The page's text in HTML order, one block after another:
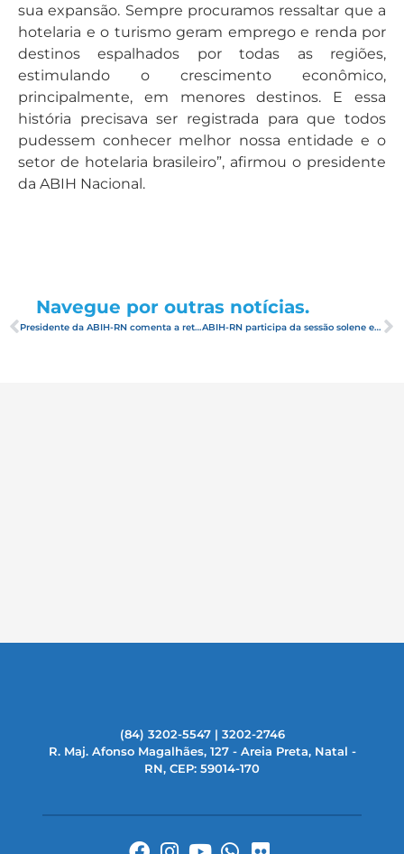
sua expansão. Sempre procuramos ressaltar que a
hotelaria e o turismo geram emprego e renda por
destinos espalhados por todas as regiões,
estimulando o crescimento econômico,
principalmente, em menores destinos. E essa
história precisava ser registrada para que todos
pudessem conhecer melhor nossa entidade e o
setor de hotelaria brasileiro”, afirmou o presidente
da ABIH Nacional.
Navegue por outras notícias.
Presidente da ABIH-RN comenta a retomada do turismo no programa Jornal da Cidade ABIH-RN participa da sessão solene em comemoração ao dia do hoteleiro
(84) 3202-5547 | 3202-2746
R. Maj. Afonso Magalhães, 127 - Areia Preta, Natal -
RN, CEP: 59014-170